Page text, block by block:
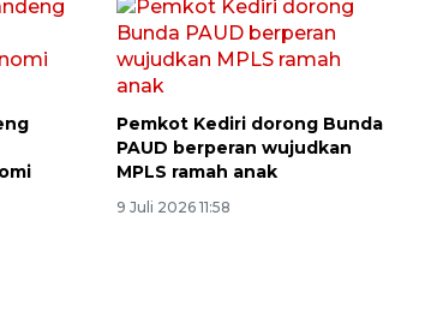
Pemkot Kediri dorong Bunda
PAUD berperan wujudkan
MPLS ramah anak
9 Juli 2026 11:58